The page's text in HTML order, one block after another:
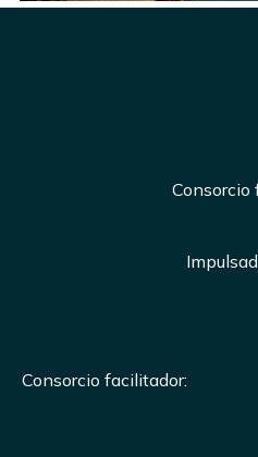
Consorcio
Consorcio facilitador: